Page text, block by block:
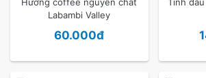
Labambi Valley
60.000đ